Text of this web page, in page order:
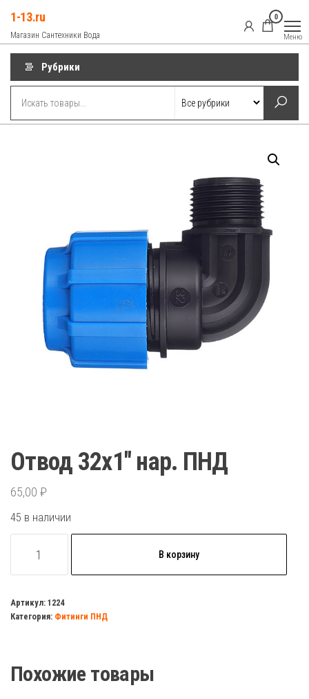
содержимому
1-13.ru
Магазин Сантехники Вода
0
Меню
Рубрики
Отвод 32х1″ нар. ПНД
65,00 ₽
45 в наличии
товара
32х1"
нар.
В корзину
Артикул: 1224
Категория: Фитинги ПНД
Похожие товары